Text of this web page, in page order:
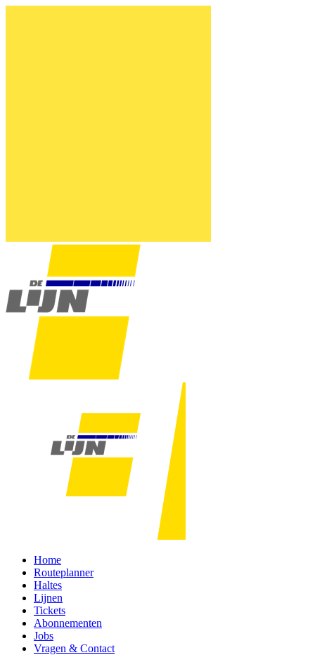
Home
Routeplanner
Haltes
Lijnen
Tickets
Abonnementen
Jobs
Vragen & Contact